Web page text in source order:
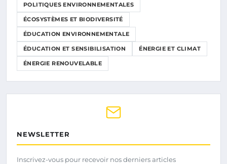
POLITIQUES ENVIRONNEMENTALES
ÉCOSYSTÈMES ET BIODIVERSITÉ
ÉDUCATION ENVIRONNEMENTALE
ÉDUCATION ET SENSIBILISATION ÉNERGIE ET CLIMAT
ÉNERGIE RENOUVELABLE
NEWSLETTER
Inscrivez-vous pour recevoir nos derniers articles